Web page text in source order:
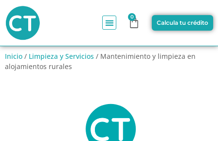
0
Calcula tu crédito
Inicio / Limpieza y Servicios / Mantenimiento y limpieza en
alojamientos rurales